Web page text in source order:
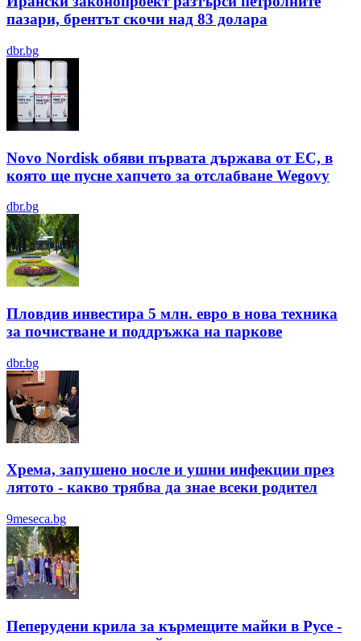
пазари, брентът скочи над 83 долара
dbr.bg
Novo Nordisk обяви първата държава от ЕС, в
която ще пусне хапчето за отслабване Wegovy
dbr.bg
Пловдив инвестира 5 млн. евро в нова техника
за почистване и поддръжка на паркове
dbr.bg
Хрема, запушено носле и ушни инфекции през
лятотo - какво трябва да знае всеки родител
9meseca.bg
Пеперудени крила за кърмещите майки в Русе -